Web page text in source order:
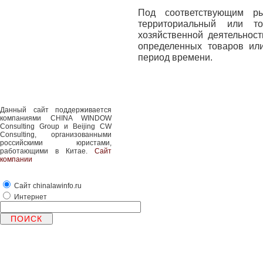
Под соответствующим
территориальный или
хозяйственной
определенных товаров
период времени.
Данный сайт поддерживается
компаниями CHINA WINDOW
Consulting Group и Beijing CW
Consulting, организованными
российскими юристами,
работающими в Китае. Сайт
компании
Сайт chinalawinfo.ru
Интернет